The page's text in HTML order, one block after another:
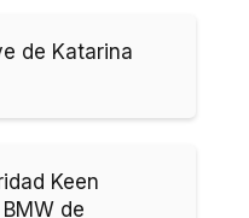
de Katarina
Keen
de